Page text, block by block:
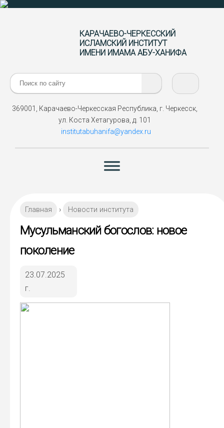
КАРАЧАЕВО-ЧЕРКЕССКИЙ
ИСЛАМСКИЙ ИНСТИТУТ
ИМЕНИ ИМАМА АБУ-ХАНИФА
Поиск:
369001, Карачаево-Черкесская Республика, г. Черкесск,
ул. Коста Хетагурова, д. 101
institutabuhanifa@yandex.ru
Главная › Новости института
Мусульманский богослов: новое
поколение
23.07.2025
г.